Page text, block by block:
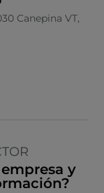
Canepina VT,
y